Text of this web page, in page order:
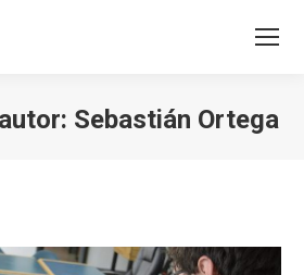
Sebastián Ortega